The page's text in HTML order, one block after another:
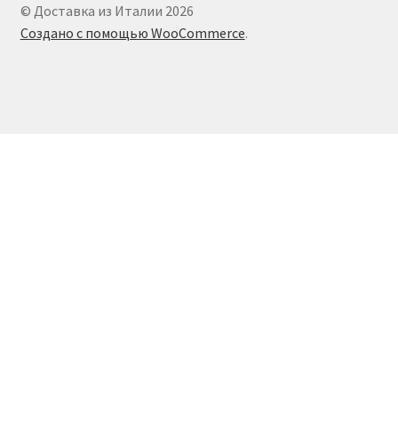
© Доставка из Италии 2026
Создано с помощью WooCommerce.